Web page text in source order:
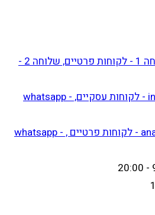
077-4490052 שלוחה 1 - לקוחות פרטיים, שלוחה 2 -
info@anakdeal.com - לקוחות עסקיים, whatsapp -
anakdeal@gmail.com - לקוחות פרטיים , whatsapp -